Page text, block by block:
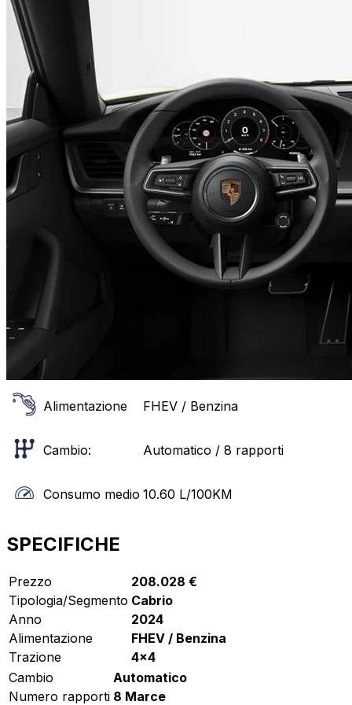
Alimentazione FHEV / Benzina
Cambio: Automatico / 8 rapporti
Consumo medio 10.60 L/100KM
SPECIFICHE
Prezzo
208.028 €
Tipologia/Segmento Cabrio
Anno
2024
Alimentazione
FHEV / Benzina
Trazione
4x4
Cambio
Automatico
Numero rapporti 8 Marce